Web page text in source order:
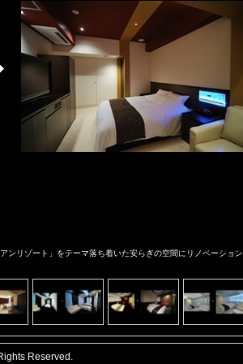
ンリゾート」をテーマ落ち着いた安らぎの空間にリノベーション
Reserved.